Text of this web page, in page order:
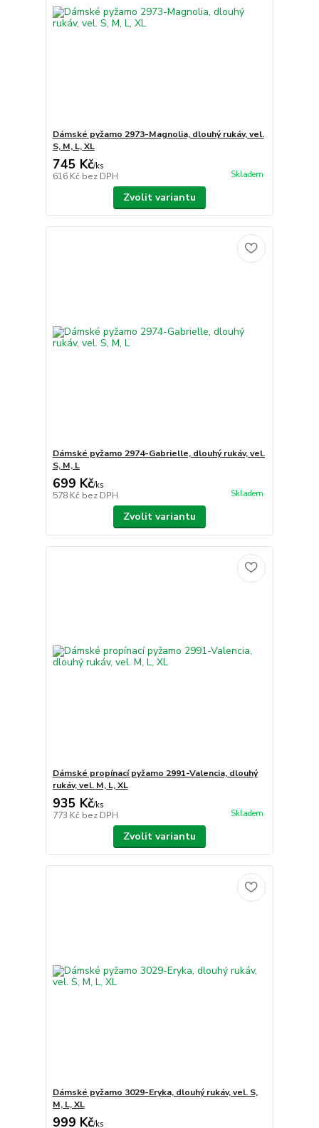
Dámské pyžamo 2973-Magnolia, dlouhý rukáv, vel.
S, M, L, XL
745 Kč/ks
616 Kč bez DPH Skladem
Zvolit variantu
Dámské pyžamo 2974-Gabrielle, dlouhý rukáv, vel.
S, M, L
699 Kč/ks
578 Kč bez DPH Skladem
Zvolit variantu
Dámské propínací pyžamo 2991-Valencia, dlouhý
rukáv, vel. M, L, XL
935 Kč/ks
773 Kč bez DPH Skladem
Zvolit variantu
Dámské pyžamo 3029-Eryka, dlouhý rukáv, vel. S,
M, L, XL
999 Kč/ks